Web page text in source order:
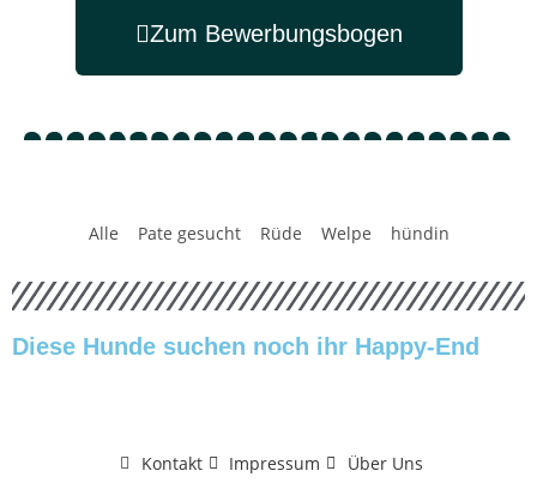
Zum Bewerbungsbogen
Diese Hunde suchen noch ihr Happy-End
Alle Pate gesucht Rüde Welpe hündin
Kontakt Impressum Über Uns